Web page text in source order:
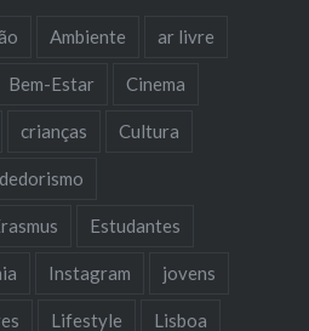
Ambiente ar livre
Bem-Estar Cinema
crianças Cultura
Estudantes
Instagram jovens
Lifestyle Lisboa